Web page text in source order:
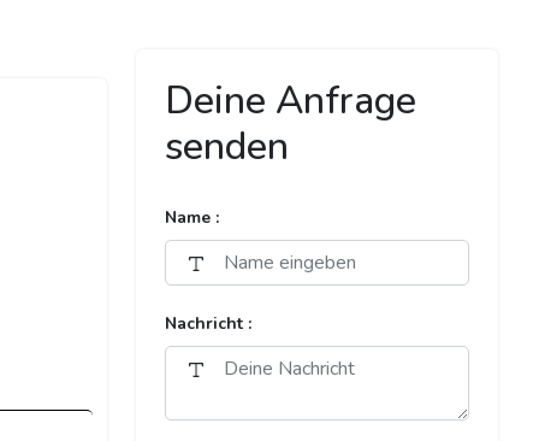
Deine Anfrage
senden
Name :
Nachricht :